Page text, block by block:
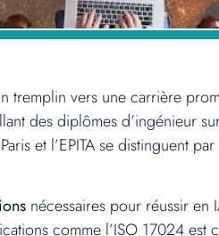
tremplin vers une carrière
des diplômes d’ingénieur
et l’EPITA se distinguent
nécessaires pour réussir en
comme l’ISO 17024